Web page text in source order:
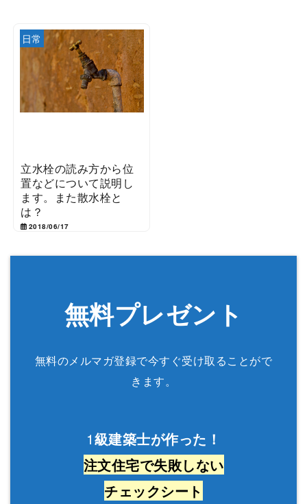
日常
立水栓の読み方から位
置などについて説明し
ます。また散水栓と
は？
2018/06/17
無料プレゼント
無料のメルマガ登録で今すぐ受け取ることがで
きます。
1級建築士が作った！
注文住宅で失敗しない
チェックシート